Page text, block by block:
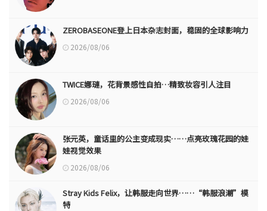
ZEROBASEONE登上日本杂志封面，稳固的全球影响力
2026/08/06
TWICE娜璉，花背景感性自拍…精致妆容引人注目
2026/08/06
张元英，童话里的公主变成现实……点亮玫瑰花园的娃
娃视觉效果
2026/08/06
Stray Kids Felix，让韩服走向世界……“韩服浪潮”模
特